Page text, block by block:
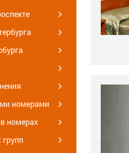
номерами
номерах